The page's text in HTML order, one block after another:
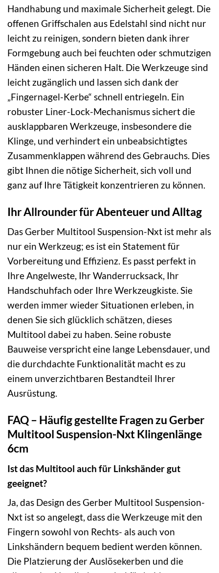
Handhabung und maximale Sicherheit gelegt. Die
offenen Griffschalen aus Edelstahl sind nicht nur
leicht zu reinigen, sondern bieten dank ihrer
Formgebung auch bei feuchten oder schmutzigen
Händen einen sicheren Halt. Die Werkzeuge sind
leicht zugänglich und lassen sich dank der
„Fingernagel-Kerbe“ schnell entriegeln. Ein
robuster Liner-Lock-Mechanismus sichert die
ausklappbaren Werkzeuge, insbesondere die
Klinge, und verhindert ein unbeabsichtigtes
Zusammenklappen während des Gebrauchs. Dies
gibt Ihnen die nötige Sicherheit, sich voll und
ganz auf Ihre Tätigkeit konzentrieren zu können.
Ihr Allrounder für Abenteuer und Alltag
Das Gerber Multitool Suspension-Nxt ist mehr als
nur ein Werkzeug; es ist ein Statement für
Vorbereitung und Effizienz. Es passt perfekt in
Ihre Angelweste, Ihr Wanderrucksack, Ihr
Handschuhfach oder Ihre Werkzeugkiste. Sie
werden immer wieder Situationen erleben, in
denen Sie sich glücklich schätzen, dieses
Multitool dabei zu haben. Seine robuste
Bauweise verspricht eine lange Lebensdauer, und
die durchdachte Funktionalität macht es zu
einem unverzichtbaren Bestandteil Ihrer
Ausrüstung.
FAQ – Häufig gestellte Fragen zu Gerber
Multitool Suspension-Nxt Klingenlänge
6cm
Ist das Multitool auch für Linkshänder gut
geeignet?
Ja, das Design des Gerber Multitool Suspension-
Nxt ist so angelegt, dass die Werkzeuge mit den
Fingern sowohl von Rechts- als auch von
Linkshändern bequem bedient werden können.
Die Platzierung der Auslösekerben und die